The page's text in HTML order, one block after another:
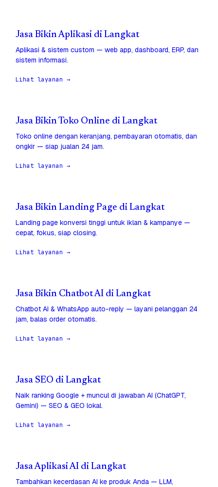
Jasa Bikin Aplikasi di Langkat
Aplikasi & sistem custom — web app, dashboard, ERP, dan
sistem informasi.
Lihat layanan →
Jasa Bikin Toko Online di Langkat
Toko online dengan keranjang, pembayaran otomatis, dan
ongkir — siap jualan 24 jam.
Lihat layanan →
Jasa Bikin Landing Page di Langkat
Landing page konversi tinggi untuk iklan & kampanye —
cepat, fokus, siap closing.
Lihat layanan →
Jasa Bikin Chatbot AI di Langkat
Chatbot AI & WhatsApp auto-reply — layani pelanggan 24
jam, balas order otomatis.
Lihat layanan →
Jasa SEO di Langkat
Naik ranking Google + muncul di jawaban AI (ChatGPT,
Gemini) — SEO & GEO lokal.
Lihat layanan →
Jasa Aplikasi AI di Langkat
Tambahkan kecerdasan AI ke produk Anda — LLM,